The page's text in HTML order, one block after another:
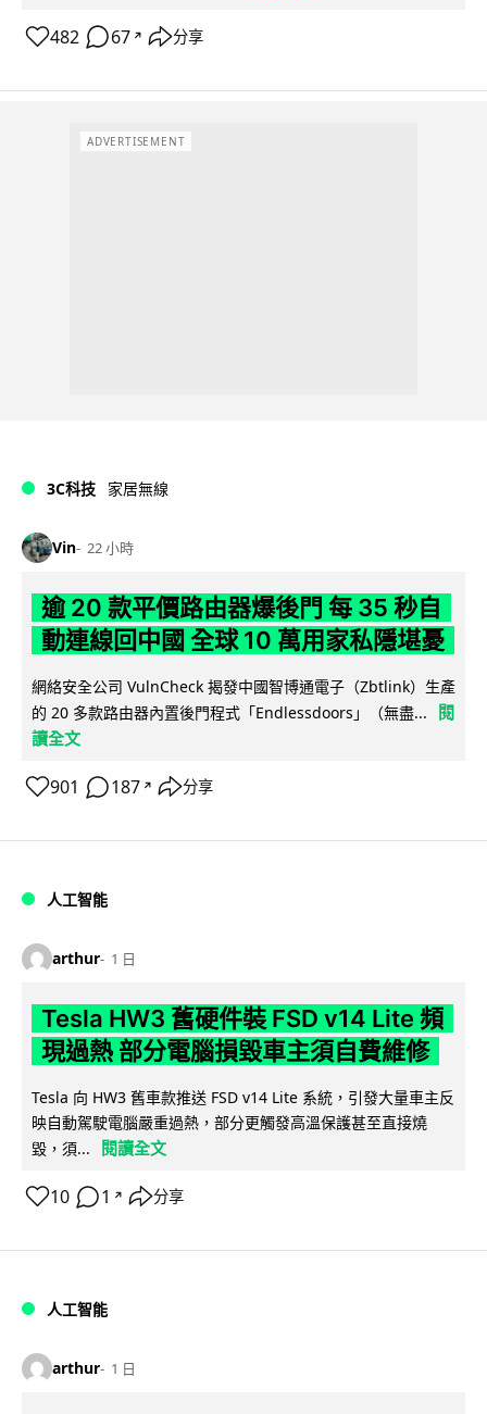
482 67 ↗ 分享
ADVERTISEMENT
3C科技 家居無線
Vin 22 小時
逾 20 款平價路由器爆後門 每 35 秒自
動連線回中國 全球 10 萬用家私隱堪憂
網絡安全公司 VulnCheck 揭發中國智博通電子（Zbtlink）生產
的 20 多款路由器內置後門程式「Endlessdoors」（無盡...
閱
讀全文
901 187 ↗ 分享
人工智能
arthur 1 日
Tesla HW3 舊硬件裝 FSD v14 Lite 頻
現過熱 部分電腦損毀車主須自費維修
Tesla 向 HW3 舊車款推送 FSD v14 Lite 系統，引發大量車主反
映自動駕駛電腦嚴重過熱，部分更觸發高溫保護甚至直接燒
毀，須...
閱讀全文
10 1 ↗ 分享
人工智能
arthur 1 日